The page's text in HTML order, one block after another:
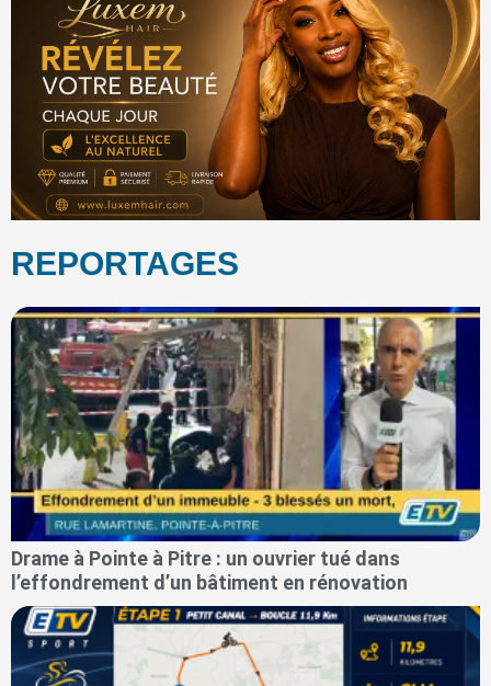
REPORTAGES
Drame à Pointe à Pitre : un ouvrier tué dans
l’effondrement d’un bâtiment en rénovation